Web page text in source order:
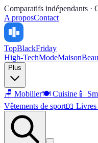
Comparatifs indépendants ·
A proposContact
TopBlackFriday
High-TechModeMaison
Plus
🪑 Mobilier🍽️ Cuisine 📱
Vêtements de sport📖 Livres